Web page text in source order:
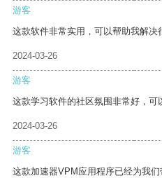
游客
这款软件非常实用，可以帮助我解决
2024-03-26
游客
这款学习软件的社区氛围非常好，可
2024-03-26
游客
这款加速器VPM应用程序已经为我们